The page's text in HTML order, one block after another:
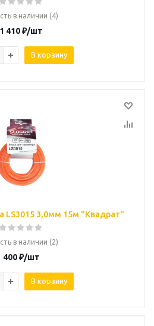
в наличии (4)
1 410₽/шт
В корзину
LS3015 3,0мм 15м "Квадрат"
в наличии (2)
400₽/шт
В корзину